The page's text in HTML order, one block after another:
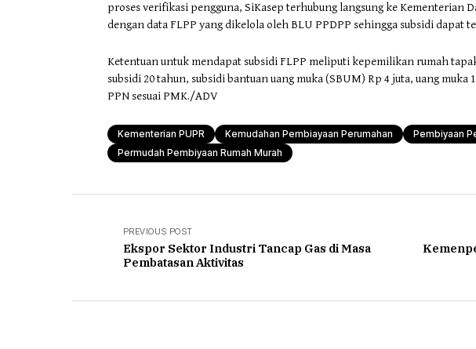
proses verifikasi pengguna, SiKasep terhubung langsung ke Kementerian
dengan data FLPP yang dikelola oleh BLU PPDPP sehingga subsidi dapat
Ketentuan untuk mendapat subsidi FLPP meliputi kepemilikan rumah
subsidi 20 tahun, subsidi bantuan uang muka (SBUM) Rp 4 juta, uang muka
PPN sesuai PMK./ADV
Kementerian PUPR Kemudahan Pembiayaan Perumahan
Pembiyaan
Permudah Pembiyaan Rumah Murah
PREVIOUS POST
Ekspor Sektor Industri Tancap Gas di Masa
Pembatasan Aktivitas